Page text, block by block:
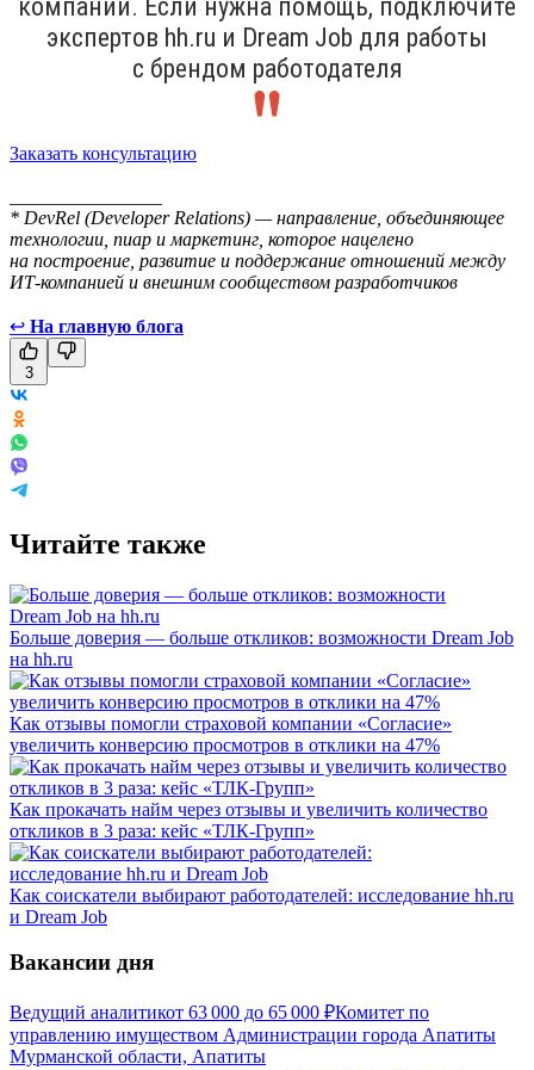
компании. Если нужна помощь, подключите
экспертов hh.ru и Dream Job для работы
с брендом работодателя
Заказать консультацию
* DevRel (Developer Relations) — направление, объединяющее
технологии, пиар и маркетинг, которое нацелено
на построение, развитие и поддержание отношений между
ИТ-компанией и внешним сообществом разработчиков
↩ На главную блога
3
Читайте также
Больше доверия — больше откликов: возможности Dream Job
на hh.ru
Как отзывы помогли страховой компании «Согласие»
увеличить конверсию просмотров в отклики на 47%
Как прокачать найм через отзывы и увеличить количество
откликов в 3 раза: кейс «ТЛК-Групп»
Как соискатели выбирают работодателей: исследование hh.ru
и Dream Job
Вакансии дня
Ведущий аналитикот 63 000 до 65 000 ₽Комитет по
управлению имуществом Администрации города Апатиты
Мурманской области, Апатиты